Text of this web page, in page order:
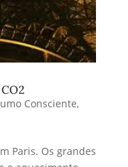
Consciente,
Paris. Os grandes